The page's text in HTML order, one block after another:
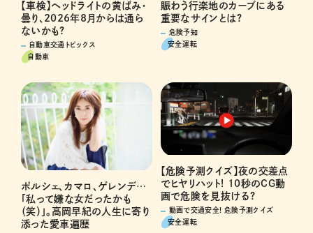
【車検】ヘッドライトの黄ばみ・
曇り、2026年8月からは通ら
ないかも?
自動車交通トピックス
自動車
賑わう行楽地のカーブにある
重要なサインとは?
危険予知
安全運転
ポルシェ、カマロ、ゲレンデ…
「私って嫌な女だったかも
（笑）」。高岡早紀の人生に寄り
添った愛車遍歴
【危険予測クイズ】夜の交差点
でヒヤリハット! 10秒のCG動
画で危険を見抜ける?
動画で交通安全! 危険予測クイズ
安全運転